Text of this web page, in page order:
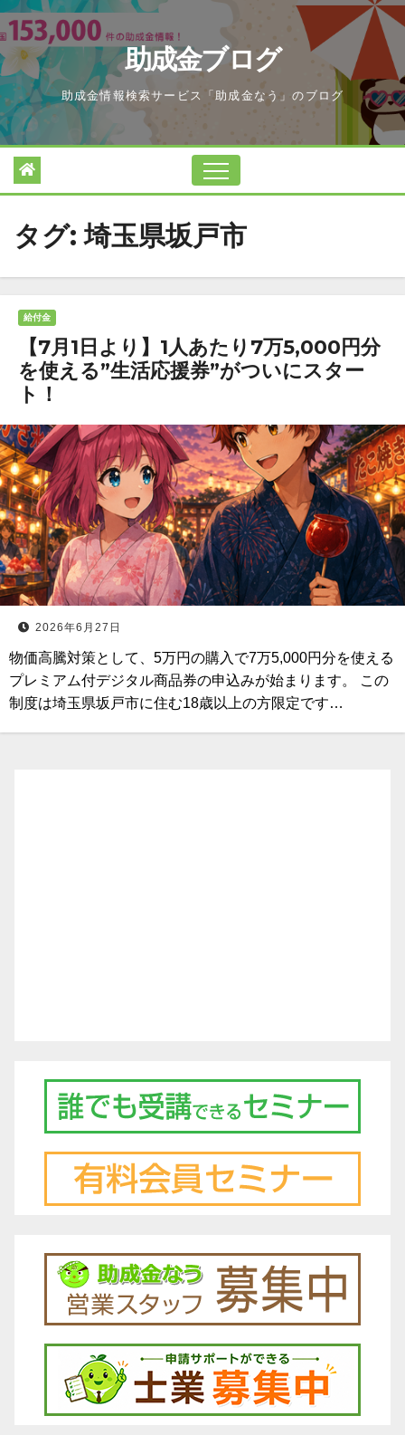
Skip
to
content
助成金ブログ
助成金情報検索サービス「助成金なう」のブログ
タグ:埼玉県坂戸市
給付金
【7月1日より】1人あたり7万5,000円分
を使える”生活応援券”がついにスター
ト！
2026年6月27日
物価高騰対策として、5万円の購入で7万5,000円分を使える
プレミアム付デジタル商品券の申込みが始まります。 この
制度は埼玉県坂戸市に住む18歳以上の方限定です…